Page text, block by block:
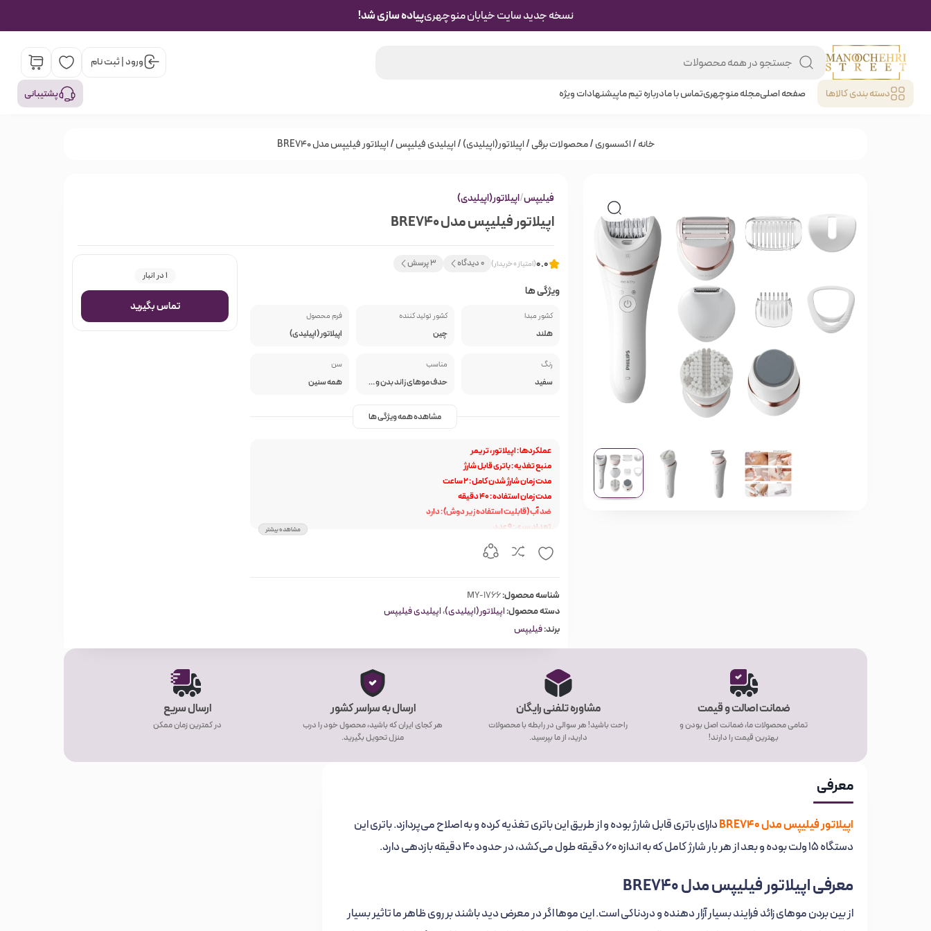
نسخه جدید سایت خیابان منوچهریپیاده سازی شد!
ورود | ثبت نام
دسته بندی کالا‌ها صفحه اصلیمجله منوچهریتماس با مادرباره تیم ماپیشنهادات ویژه پشتیبانی
خانه/اکسسوری/محصولات برقی/اپیلاتور(اپیلیدی)/اپیلیدی فیلیپس/ اپیلاتور فیلیپس مدل BRE740
فیلیپس/اپیلاتور(اپیلیدی)
اپیلاتور فیلیپس مدل BRE740
0.0(امتیاز 0 خریدار) 0 دیدگاه 3 پرسش
ویژگی ها
کشور مبدا
هلند
کشور تولید کننده
چین
فرم محصول
اپیلاتور (اپیلیدی)
رنگ
سفید
مناسب
حدف موهای زاند بدن و صورت
سن
همه سنین
مشاهده همه ویژگی ها
عملکردها : اپیلاتور، تریمر
منبع تغذیه : باتری قابل شارژ
مدت زمان شارژ شدن کامل : 2 ساعت
مدت زمان استفاده : ۴۰ دقیقه
ضد آب (قابلیت استفاده زیر دوش) : دارد
تعداد سری : 9 عدد
جنس موچین ها:سرامیک
تعداد موچین:32 عدد
مشاهده بیشتر
شناسه محصول:MY-1766
دسته محصول:اپیلاتور(اپیلیدی)،اپیلیدی فیلیپس
برند:فیلیپس
1 در انبار
تماس بگیرید
ضمانت اصالت و قیمت
تمامی محصولات ما، ضمانت اصل بودن و
بهترین قیمت را دارند!
مشاوره تلفنی رایگان
راحت باشید! هر سوالی در رابطه با محصولات
دارید، از ما بپرسید.
ارسال به سراسر کشور
هر کجای ایران که باشید، محصول خود را درب
منزل تحویل بگیرید.
ارسال سریع
در کمترین زمان ممکن
معرفی
اپیلاتور فیلیپس مدلBRE740دارای باتری قابل شارژ بوده و از طریق این باتری تغذیه کرده و به اصلاح می‌پردازد. باتری این
دستگاه 15 ولت بوده و بعد از هر بار شارژ کامل که به اندازه 60 دقیقه طول می‌کشد، در حدود 40 دقیقه بازدهی دارد.
معرفی اپیلاتور فیلیپس مدلBRE740
از بین بردن موهای زائد فرایند بسیار آزار دهنده و دردناکی است. این موها اگر در معرض دید باشند بر روی ظاهر ما تاثیر بسیار